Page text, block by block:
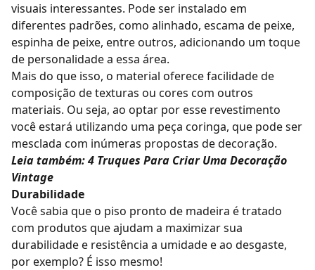
visuais interessantes. Pode ser instalado em
diferentes padrões, como alinhado, escama de peixe,
espinha de peixe, entre outros, adicionando um toque
de personalidade a essa área.
Mais do que isso, o material oferece facilidade de
composição de texturas ou cores com outros
materiais. Ou seja, ao optar por esse revestimento
você estará utilizando uma peça coringa, que pode ser
mesclada com inúmeras propostas de decoração.
Leia também:4 Truques Para Criar Uma Decoração
Vintage
Durabilidade
Você sabia que o piso pronto de madeira é tratado
com produtos que ajudam a maximizar sua
durabilidade e resistência a umidade e ao desgaste,
por exemplo? É isso mesmo!